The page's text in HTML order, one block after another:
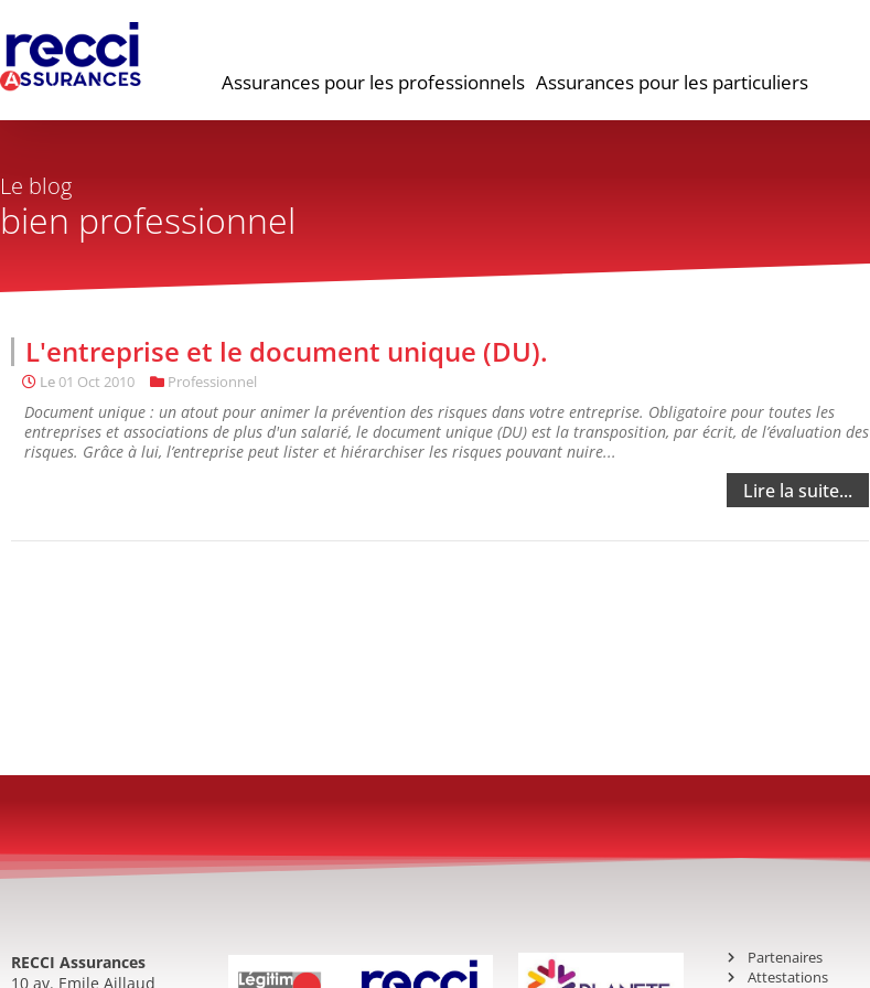
Assurances pour les professionnels Assurances pour les particuliers
Le blog
bien professionnel
L'entreprise et le document unique (DU).
Le01 Oct 2010 Professionnel
Document unique : un atout pour animer la prévention des risques dans votre entreprise. Obligatoire pour toutes les
entreprises et associations de plus d'un salarié, le document unique (DU) est la transposition, par écrit, de l’évaluation des
risques. Grâce à lui, l’entreprise peut lister et hiérarchiser les risques pouvant nuire...
Lire la suite...
RECCI Assurances
10 av. Emile Aillaud
Partenaires
Attestations